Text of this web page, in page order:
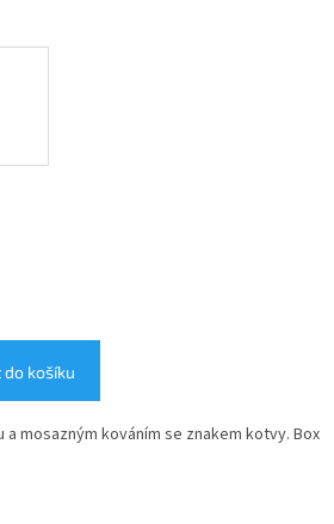
do košíku
a mosazným kováním se znakem kotvy. Box